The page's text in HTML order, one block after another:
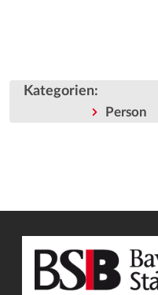
Kategorien:
Person